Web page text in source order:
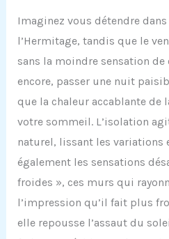
Imaginez vous détendre dans
l’Hermitage, tandis que le
sans la moindre sensation de
encore, passer une nuit
que la chaleur accablante de
votre sommeil. L’isolation
naturel, lissant les variations
également les sensations
froides », ces murs qui
l’impression qu’il fait plus
elle repousse l’assaut du